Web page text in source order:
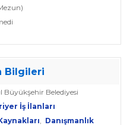
Bilgileri
Büyükşehir Belediyesi
İş İlanları
Danışmanlık